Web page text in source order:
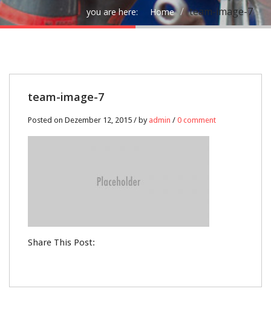
you are here: Home team-image-7
12
DEZ.
0
team-image-7
Posted on Dezember 12, 2015 / by admin / 0 comment
Share This Post: